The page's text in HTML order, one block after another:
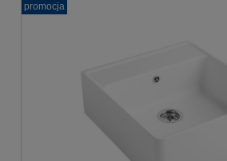
promocja